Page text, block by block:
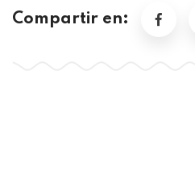
Compartir en: